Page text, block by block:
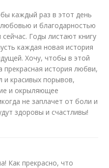
каждый раз в этот день
и благодарностью
Годы листают книгу
каждая новая история
Хочу, чтобы в этой
прекрасная история любви,
и красивых порывов,
и окрыляющее
не заплачет от боли и
здоровы и счастливы!
Как прекрасно, что